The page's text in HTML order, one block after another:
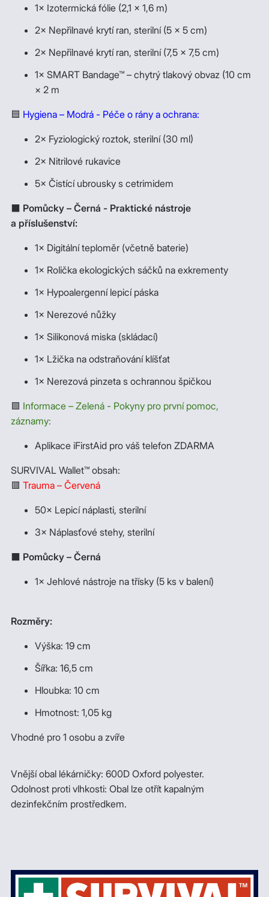
1× Izotermická fólie (2,1 × 1,6 m)
2× Nepřilnavé krytí ran, sterilní (5 × 5 cm)
2× Nepřilnavé krytí ran, sterilní (7,5 × 7,5 cm)
1× SMART Bandage™ – chytrý tlakový obvaz (10 cm
× 2 m
🟦 Hygiena – Modrá - Péče o rány a ochrana:
2× Fyziologický roztok, sterilní (30 ml)
2× Nitrilové rukavice
5× Čistící ubrousky s cetrimidem
⬛ Pomůcky – Černá - Praktické nástroje
a příslušenství:
1× Digitální teploměr (včetně baterie)
1× Rolička ekologických sáčků na exkrementy
1× Hypoalergenní lepicí páska
1× Nerezové nůžky
1× Silikonová miska (skládací)
1× Lžička na odstraňování klíšťat
1× Nerezová pinzeta s ochrannou špičkou
🟩 Informace – Zelená - Pokyny pro první pomoc,
záznamy:
Aplikace iFirstAid pro váš telefon ZDARMA
SURVIVAL Wallet™ obsah:
🟥 Trauma – Červená
50× Lepicí náplasti, sterilní
3× Náplasťové stehy, sterilní
⬛ Pomůcky – Černá
1× Jehlové nástroje na třísky (5 ks v balení)
Rozměry:
Výška: 19 cm
Šířka: 16,5 cm
Hloubka: 10 cm
Hmotnost: 1,05 kg
Vhodné pro 1 osobu a zvíře
Vnější obal lékárničky: 600D Oxford polyester.
Odolnost proti vlhkosti: Obal lze otřít kapalným
dezinfekčním prostředkem.